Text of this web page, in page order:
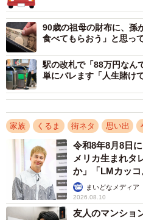
――おばあちゃんを乗せるこ
灯油：祖母から「ちょっと買
て行って」と頼まれたのがき
人気の「ドリ車」仕様で、内
けどなぁ…」と思っていまし
はマシかと思い、出かけるこ
――かなり車高が低そうです
灯油：いざ乗るとなると、祖
りしていて、とても驚きまし
90歳の祖母の財布に、
食べてもらおう」と思っ
駅の改札で「88万円なん
単にバレます「人生賭け
家族 くるま 街ネタ 思い出
令和8年8月8日
メリカ生まれタ
か」「LMカッコ
まいどなメディア
2026.08.10
友人のマンショ